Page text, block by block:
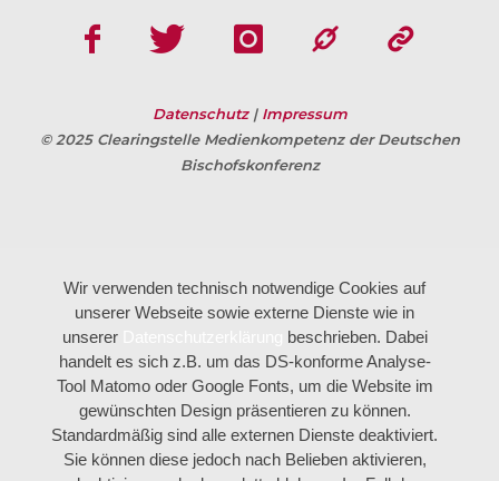
Datenschutz | Impressum
© 2025 Clearingstelle Medienkompetenz der Deutschen
Bischofskonferenz
Wir verwenden technisch notwendige Cookies auf
unserer Webseite sowie externe Dienste wie in
unserer
beschrieben. Dabei
handelt es sich z.B. um das DS-konforme Analyse-
Tool Matomo oder Google Fonts, um die Website im
gewünschten Design präsentieren zu können.
Standardmäßig sind alle externen Dienste deaktiviert.
Sie können diese jedoch nach Belieben aktivieren,